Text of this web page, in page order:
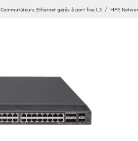
Commutateurs Ethernet gérés à port fixe L3 HPE